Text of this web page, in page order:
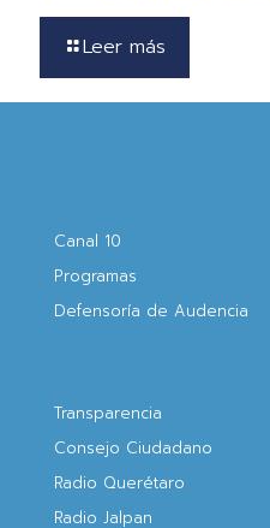
Leer más
Canal 10
Programas
Defensoría de Audencia
Transparencia
Consejo Ciudadano
Radio Querétaro
Radio Jalpan